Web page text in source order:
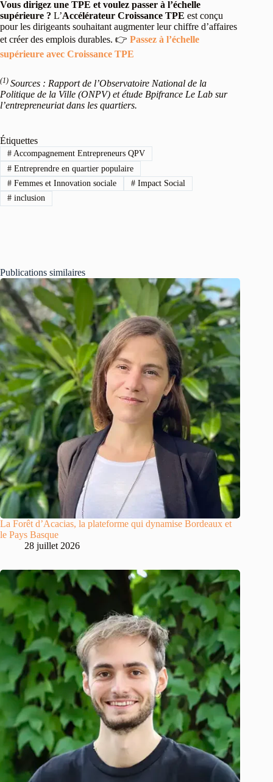
Vous dirigez une TPE et voulez passer à l’échelle
supérieure ? L’Accélérateur Croissance TPE est conçu
pour les dirigeants souhaitant augmenter leur chiffre d’affaires
et créer des emplois durables. 👉 Passez à l’échelle
supérieure avec Croissance TPE
(1) Sources : Rapport de l’Observatoire National de la
Politique de la Ville (ONPV) et étude Bpifrance Le Lab sur
l’entrepreneuriat dans les quartiers.
Étiquettes
#Accompagnement Entrepreneurs QPV
#Entreprendre en quartier populaire
#Femmes et Innovation sociale #Impact Social
#inclusion
Publications similaires
La Forêt d’Acacias, la plateforme qui dynamise Bordeaux et
le Pays Basque
28 juillet 2026